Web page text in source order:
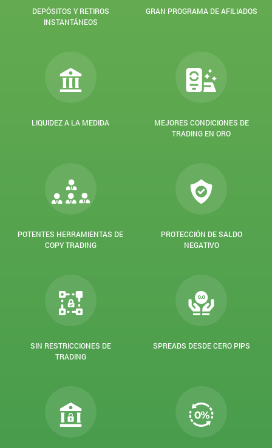
DEPÓSITOS Y RETIROS
INSTANTÁNEOS
GRAN PROGRAMA DE AFILIADOS
LIQUIDEZ A LA MEDIDA
MEJORES CONDICIONES DE
TRADING EN ORO
POTENTES HERRAMIENTAS DE
COPY TRADING
PROTECCIÓN DE SALDO
NEGATIVO
SIN RESTRICCIONES DE
TRADING
SPREADS DESDE CERO PIPS